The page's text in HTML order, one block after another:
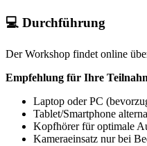
💻 Durchführung
Der Workshop findet online
Empfehlung für Ihre
Laptop oder PC
Tablet/Smartphone
Kopfhörer für optimale
Kameraeinsatz nur bei